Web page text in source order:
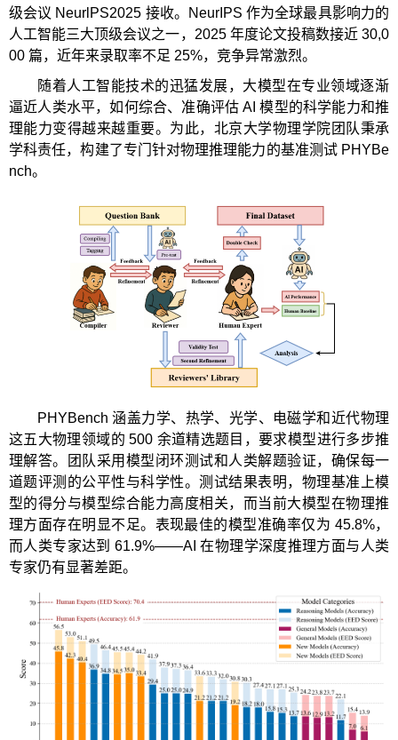
级会议 NeurlPS2025 接收。NeurIPS 作为全球最具影响力的
人工智能三大顶级会议之一，2025 年度论文投稿数接近 30,0
00 篇，近年来录取率不足 25%，竞争异常激烈。
随着人工智能技术的迅猛发展，大模型在专业领域逐渐
逼近人类水平，如何综合、准确评估 AI 模型的科学能力和推
理能力变得越来越重要。为此，北京大学物理学院团队秉承
学科责任，构建了专门针对物理推理能力的基准测试 PHYBe
nch。
PHYBench 涵盖力学、热学、光学、电磁学和近代物理
这五大物理领域的 500 余道精选题目，要求模型进行多步推
理解答。团队采用模型闭环测试和人类解题验证，确保每一
道题评测的公平性与科学性。测试结果表明，物理基准上模
型的得分与模型综合能力高度相关，而当前大模型在物理推
理方面存在明显不足。表现最佳的模型准确率仅为 45.8%，
而人类专家达到 61.9%——AI 在物理学深度推理方面与人类
专家仍有显著差距。